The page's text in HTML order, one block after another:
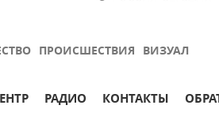
ПРОИСШЕСТВИЯ ВИЗУАЛ
РАДИО КОНТАКТЫ